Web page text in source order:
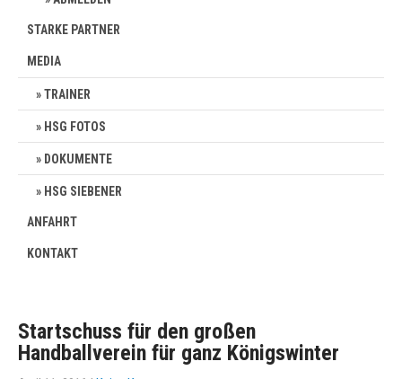
STARKE PARTNER
MEDIA
TRAINER
HSG FOTOS
DOKUMENTE
HSG SIEBENER
ANFAHRT
KONTAKT
Startschuss für den großen
Handballverein für ganz Königswinter